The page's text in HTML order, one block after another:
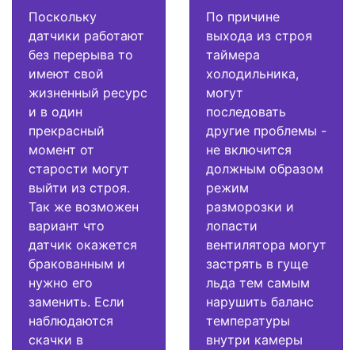
Поскольку
датчики работают
без перерыва то
имеют свой
жизненный ресурс
и в один
прекрасный
момент от
старости могут
выйти из строя.
Так же возможен
вариант что
датчик окажется
бракованным и
нужно его
заменить. Если
наблюдаются
скачки в
По причине
выхода из строя
таймера
холодильника,
могут
последовать
другие проблемы -
не включится
должным образом
режим
разморозки и
лопасти
вентилятора могут
застрять в гуще
льда тем самым
нарушить баланс
температуры
внутри камеры